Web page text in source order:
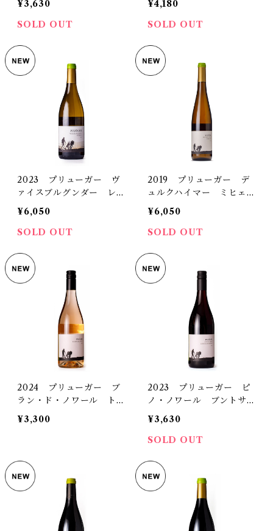
¥3,630
SOLD OUT
¥4,180
SOLD OUT
2023 プリューガー ヴ
ァイスブルグンダー レゼ
ルヴ トロッケン
¥6,050
SOLD OUT
2019 プリューガー デ
ュルクハイマー ミヒェル
スベルク リースリング
トロッケン
¥6,050
SOLD OUT
2024 プリューガー ブ
ラン・ド・ノワール トロ
ッケン
¥3,300
2023 プリューガー ピ
ノ・ノワール ブントサン
トシュタイン トロッケン
¥3,630
SOLD OUT